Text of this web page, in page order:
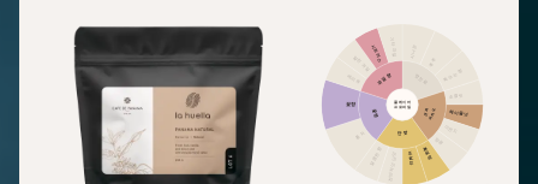
후추
톡 쏘는 향
초콜릿
헤이즐넛
흑설탕
바닐라
전반적인 단맛
달콤한 향
홍차
꽃향
말린 과일
시트러스
향신료
견과카카오
단맛
꽃향
과일향
플레이버
프로파일